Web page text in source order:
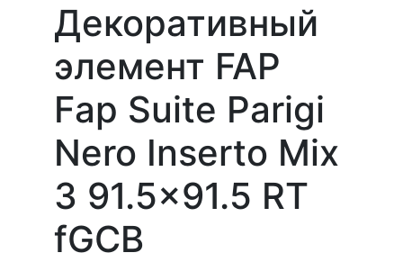
Декоративный
элемент FAP
Fap Suite Parigi
Nero Inserto Mix
3 91.5x91.5 RT
fGCB